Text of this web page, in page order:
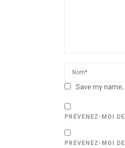
Save my
PRÉVENEZ-MOI
PRÉVENEZ-MOI